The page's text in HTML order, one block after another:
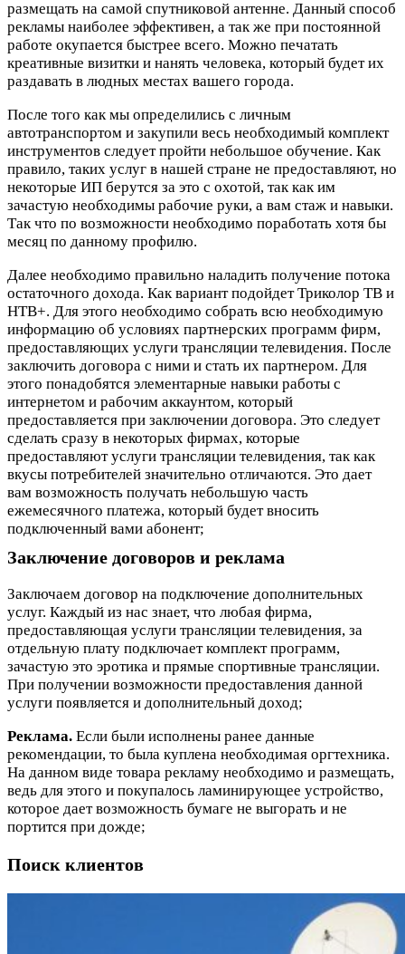
размещать на самой спутниковой антенне. Данный способ
рекламы наиболее эффективен, а так же при постоянной
работе окупается быстрее всего. Можно печатать
креативные визитки и нанять человека, который будет их
раздавать в людных местах вашего города.
После того как мы определились с личным
автотранспортом и закупили весь необходимый комплект
инструментов следует пройти небольшое обучение. Как
правило, таких услуг в нашей стране не предоставляют, но
некоторые ИП берутся за это с охотой, так как им
зачастую необходимы рабочие руки, а вам стаж и навыки.
Так что по возможности необходимо поработать хотя бы
месяц по данному профилю.
Далее необходимо правильно наладить получение потока
остаточного дохода. Как вариант подойдет Триколор ТВ и
НТВ+. Для этого необходимо собрать всю необходимую
информацию об условиях партнерских программ фирм,
предоставляющих услуги трансляции телевидения. После
заключить договора с ними и стать их партнером. Для
этого понадобятся элементарные навыки работы с
интернетом и рабочим аккаунтом, который
предоставляется при заключении договора. Это следует
сделать сразу в некоторых фирмах, которые
предоставляют услуги трансляции телевидения, так как
вкусы потребителей значительно отличаются. Это дает
вам возможность получать небольшую часть
ежемесячного платежа, который будет вносить
подключенный вами абонент;
Заключение договоров и реклама
Заключаем договор на подключение дополнительных
услуг. Каждый из нас знает, что любая фирма,
предоставляющая услуги трансляции телевидения, за
отдельную плату подключает комплект программ,
зачастую это эротика и прямые спортивные трансляции.
При получении возможности предоставления данной
услуги появляется и дополнительный доход;
Реклама. Если были исполнены ранее данные
рекомендации, то была куплена необходимая оргтехника.
На данном виде товара рекламу необходимо и размещать,
ведь для этого и покупалось ламинирующее устройство,
которое дает возможность бумаге не выгорать и не
портится при дожде;
Поиск клиентов